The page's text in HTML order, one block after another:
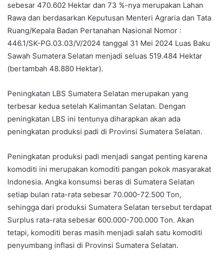
sebesar 470.602 Hektar dan 73 %-nya merupakan Lahan
Rawa dan berdasarkan Keputusan Menteri Agraria dan Tata
Ruang/Kepala Badan Pertanahan Nasional Nomor :
446.1/SK-PG.03.03/V/2024 tanggal 31 Mei 2024 Luas Baku
Sawah Sumatera Selatan menjadi seluas 519.484 Hektar
(bertambah 48.880 Hektar).
Peningkatan LBS Sumatera Selatan merupakan yang
terbesar kedua setelah Kalimantan Selatan. Dengan
peningkatan LBS ini tentunya diharapkan akan ada
peningkatan produksi padi di Provinsi Sumatera Selatan.
Peningkatan produksi padi menjadi sangat penting karena
komoditi ini merupakan komoditi pangan pokok masyarakat
Indonesia. Angka konsumsi beras di Sumatera Selatan
setiap bulan rata-rata sebesar 70.000-72.500 Ton,
sehingga dari produksi Sumatera Selatan tersebut terdapat
Surplus rata-rata sebesar 600.000-700.000 Ton. Akan
tetapi, komoditi beras masih menjadi salah satu komoditi
penyumbang inflasi di Provinsi Sumatera Selatan.